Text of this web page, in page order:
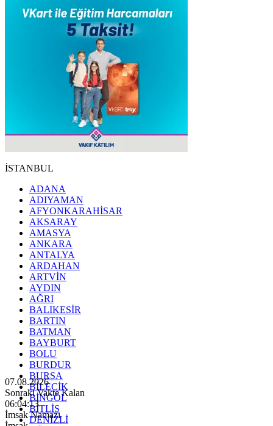
İSTANBUL
ADANA
ADIYAMAN
AFYONKARAHİSAR
AKSARAY
AMASYA
ANKARA
ANTALYA
ARDAHAN
ARTVİN
AYDIN
AĞRI
BALIKESİR
BARTIN
BATMAN
BAYBURT
BOLU
BURDUR
BURSA
BİLECİK
BİNGÖL
BİTLİS
DENİZLİ
07.08.2026
Sonraki Vakte Kalan
06:04:12
İmsak Namazı